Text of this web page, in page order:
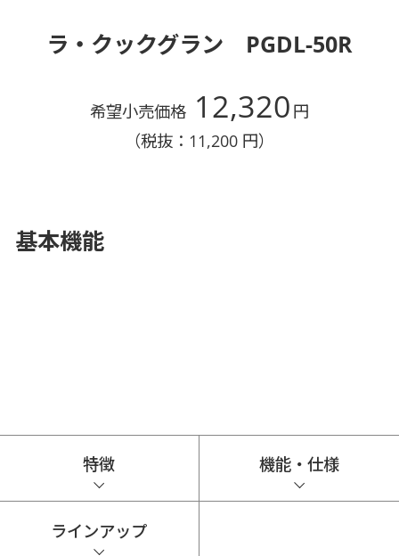
ラ・クックグラン PGDL-50R
希望小売価格 12,320 円
（税抜：11,200 円）
基本機能
特徴 機能・仕様
ラインアップ